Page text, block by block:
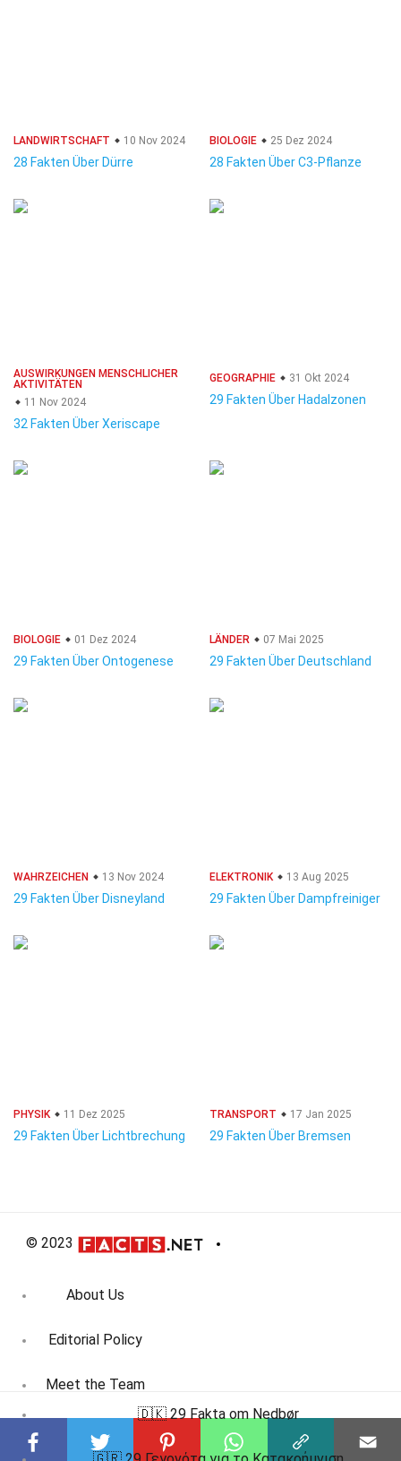
LANDWIRTSCHAFT 10 Nov 2024
28 Fakten Über Dürre
BIOLOGIE 25 Dez 2024
28 Fakten Über C3-Pflanze
AUSWIRKUNGEN MENSCHLICHER
AKTIVITÄTEN
11 Nov 2024
32 Fakten Über Xeriscape
GEOGRAPHIE 31 Okt 2024
29 Fakten Über Hadalzonen
BIOLOGIE 01 Dez 2024
29 Fakten Über Ontogenese
LÄNDER 07 Mai 2025
29 Fakten Über Deutschland
WAHRZEICHEN 13 Nov 2024
29 Fakten Über Disneyland
ELEKTRONIK 13 Aug 2025
29 Fakten Über Dampfreiniger
PHYSIK 11 Dez 2025
29 Fakten Über Lichtbrechung
TRANSPORT 17 Jan 2025
29 Fakten Über Bremsen
© 2023
About Us
Editorial Policy
Meet the Team
🇩🇰 29 Fakta om Nedbør